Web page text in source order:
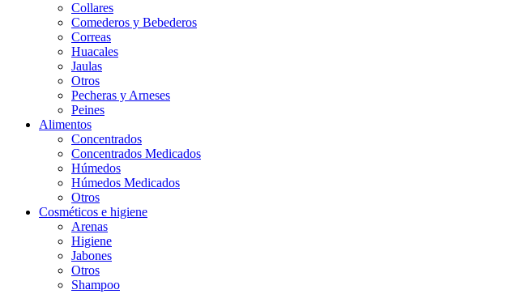
Collares
Comederos y Bebederos
Correas
Huacales
Jaulas
Otros
Pecheras y Arneses
Peines
Alimentos
Concentrados
Concentrados Medicados
Húmedos
Húmedos Medicados
Otros
Cosméticos e higiene
Arenas
Higiene
Jabones
Otros
Shampoo